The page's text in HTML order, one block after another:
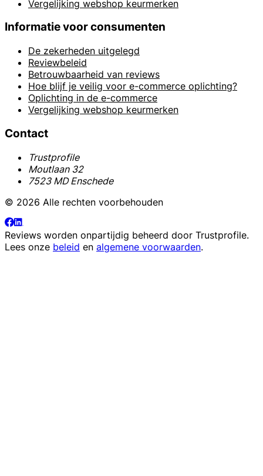
Vergelijking webshop keurmerken
Informatie voor consumenten
De zekerheden uitgelegd
Reviewbeleid
Betrouwbaarheid van reviews
Hoe blijf je veilig voor e-commerce oplichting?
Oplichting in de e-commerce
Vergelijking webshop keurmerken
Contact
Trustprofile
Moutlaan 32
7523 MD Enschede
© 2026 Alle rechten voorbehouden
Reviews worden onpartijdig beheerd door Trustprofile.
Lees onze beleid en algemene voorwaarden.